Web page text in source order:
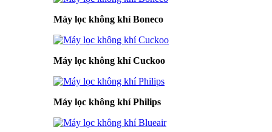
Máy lọc không khí Boneco
Máy lọc không khí Cuckoo
Máy lọc không khí Philips